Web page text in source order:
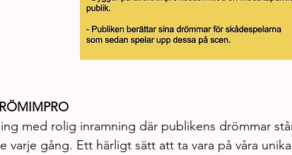
med rolig inramning där publikens drömmar
varje gång. Ett härligt sätt att ta vara på våra